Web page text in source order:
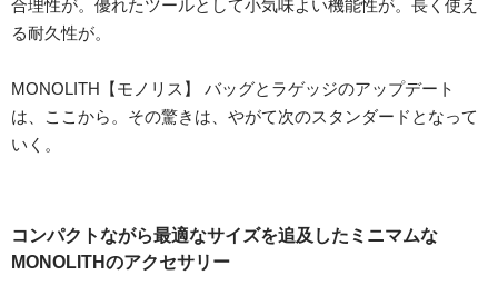
合理性が。優れたツールとして小気味よい機能性が。長く使え
る耐久性が。
MONOLITH【モノリス】 バッグとラゲッジのアップデート
は、ここから。その驚きは、やがて次のスタンダードとなって
いく。
コンパクトながら最適なサイズを追及したミニマムな
MONOLITHのアクセサリー